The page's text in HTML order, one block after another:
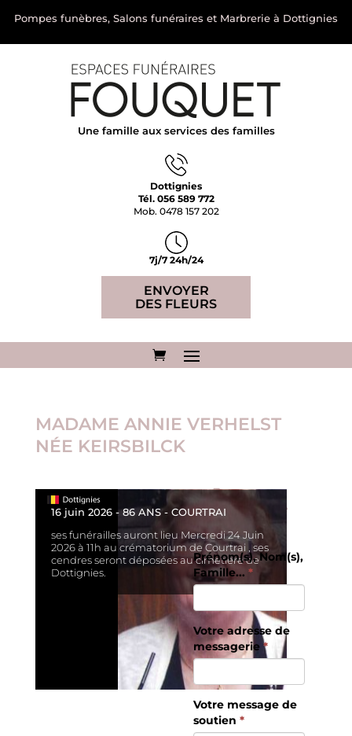
Pompes funèbres, Salons funéraires et Marbrerie à Dottignies
Une famille aux services des familles
Dottignies
Tél. 056 589 772
Mob. 0478 157 202
7j/7 24h/24
ENVOYER
DES FLEURS
MADAME ANNIE VERHELST
NÉE KEIRSBILCK
16 juin 2026 - 86 ANS - COURTRAI
ses funérailles auront lieu Mercredi 24 Juin
2026 à 11h au crématorium de Courtrai , ses
cendres seront déposées au cimetière de
Dottignies.
Envoyez un
message de
soutien.
Prénom(s), Nom(s),
Famille...*
Votre adresse de
messagerie*
Votre message de
soutien*